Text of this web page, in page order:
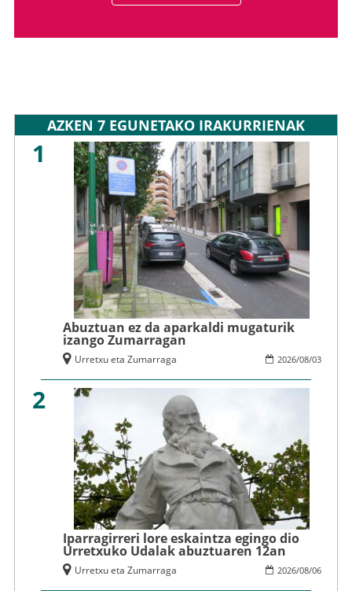
AZKEN 7 EGUNETAKO IRAKURRIENAK
1
Abuztuan ez da aparkaldi mugaturik
izango Zumarragan
2026/08/03
Urretxu eta Zumarraga
2
Iparragirreri lore eskaintza egingo dio
Urretxuko Udalak abuztuaren 12an
2026/08/06
Urretxu eta Zumarraga